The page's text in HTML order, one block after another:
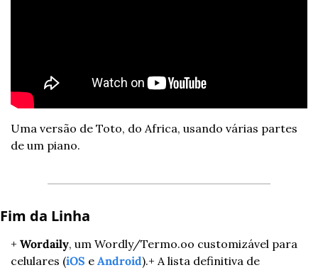
Uma versão de Toto, do Africa, usando várias partes
de um piano.
Fim da Linha
+ Wordaily, um Wordly/Termo.oo customizável para
celulares (iOS e Android).